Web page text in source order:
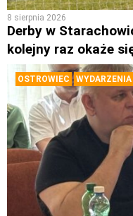
8 sierpnia 2026
Derby w
kolejny raz okaże
OSTROWIEC WYDARZENIA